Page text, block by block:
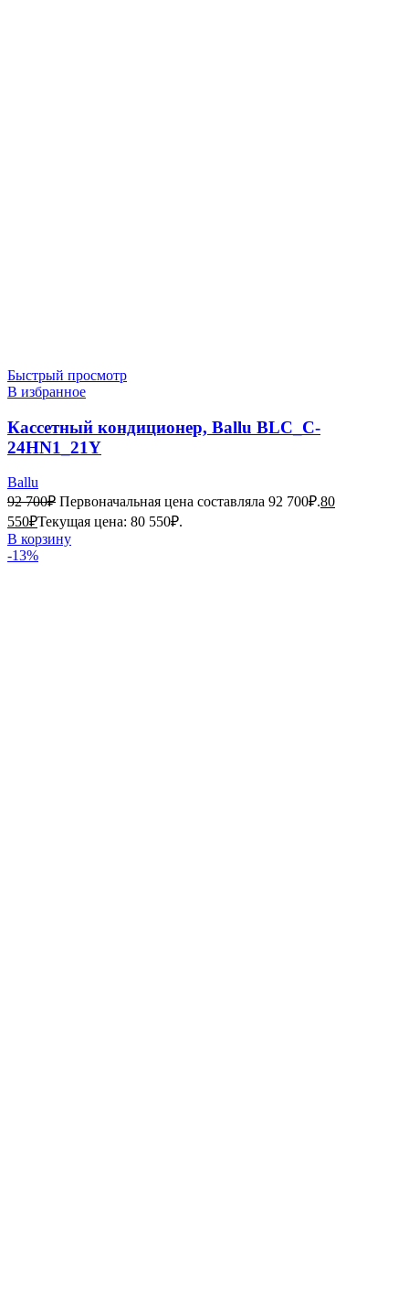
Быстрый просмотр
В избранное
Кассетный кондиционер, Ballu BLC_C-
24HN1_21Y
Ballu
92 700₽ Первоначальная цена составляла 92 700₽.80
550₽Текущая цена: 80 550₽.
В корзину
-13%